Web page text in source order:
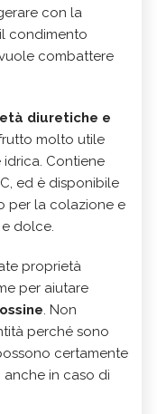
con la
il condimento
combattere
diuretiche e
frutto molto utile
Contiene
ed è disponibile
per la colazione e
dolce.
proprietà
per aiutare
. Non
perché sono
certamente
in caso di